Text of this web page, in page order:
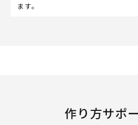
ます。
作り方サポ